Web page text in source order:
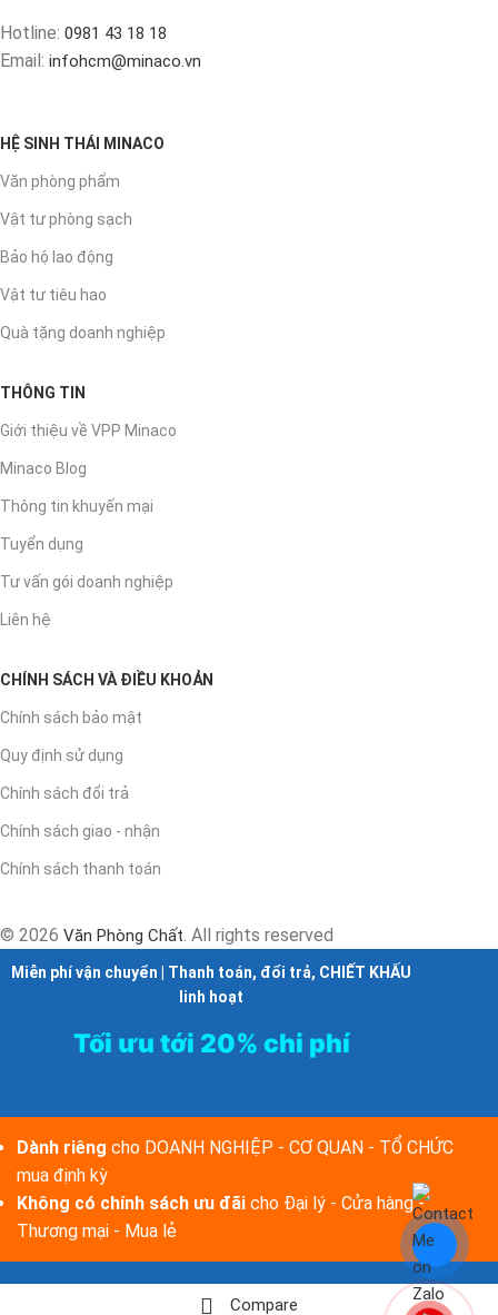
Hotline: 0981 43 18 18
Email: infohcm@minaco.vn
HỆ SINH THÁI MINACO
Văn phòng phẩm
Vật tư phòng sạch
Bảo hộ lao động
Vật tư tiêu hao
Quà tặng doanh nghiệp
THÔNG TIN
Giới thiệu về VPP Minaco
Minaco Blog
Thông tin khuyến mại
Tuyển dụng
Tư vấn gói doanh nghiệp
Liên hệ
CHÍNH SÁCH VÀ ĐIỀU KHOẢN
Chính sách bảo mật
Quy định sử dụng
Chính sách đổi trả
Chính sách giao - nhận
Chính sách thanh toán
© 2026 Văn Phòng Chất. All rights reserved
Miễn phí vận chuyển | Thanh toán, đổi trả, CHIẾT KHẤU
linh hoạt
Tối ưu tới 20% chi phí
Dành riêng cho DOANH NGHIỆP - CƠ QUAN - TỔ CHỨC
mua định kỳ
Không có chính sách ưu đãi cho Đại lý - Cửa hàng -
Thương mại - Mua lẻ
Compare